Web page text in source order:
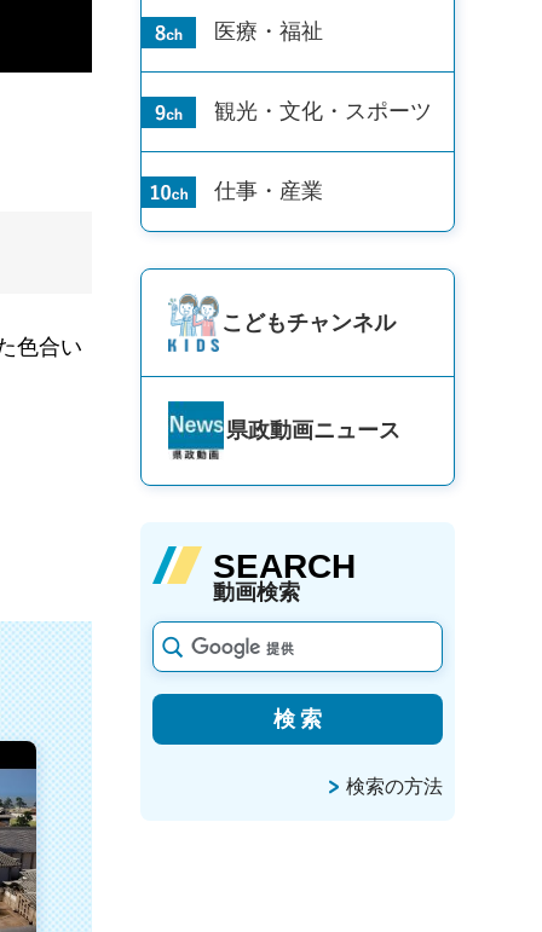
色合い
医療・福祉
観光・文化・ スポーツ
仕事・産業
こどもチャンネル
県政動画ニュース
SEARCH
動画検索
検索の方法